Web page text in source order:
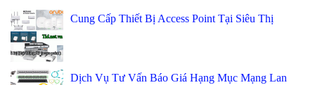
Cung Cấp Thiết Bị Access Point Tại Siêu Thị
Dịch Vụ Tư Vấn Báo Giá Hạng Mục Mạng Lan